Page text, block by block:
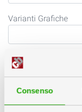
Consenso
Varianti Grafiche
Struttura:
Struttura in cartone
bianco 10mm